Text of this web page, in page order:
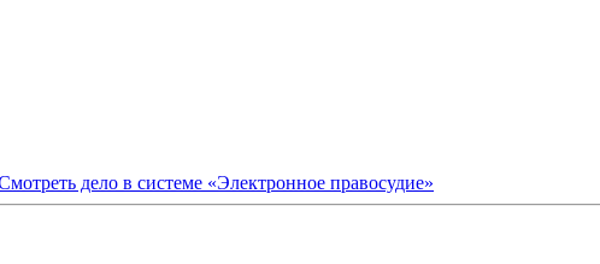
дело в системе «Электронное правосудие»